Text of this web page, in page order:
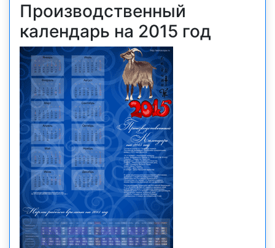
Производственный
календарь на 2015 год